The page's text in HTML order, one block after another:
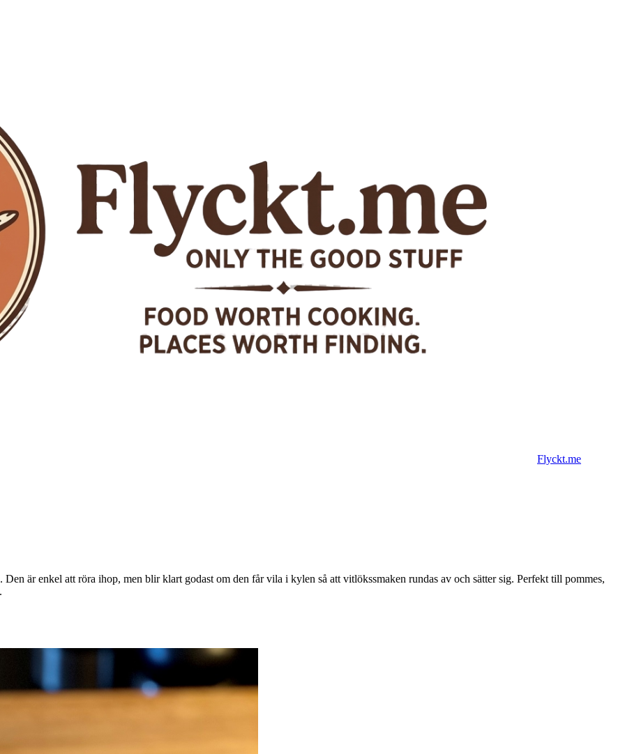
Flyckt.me
är enkel att röra ihop, men blir klart godast om den får vila i kylen så att vitlökssmaken rundas av och sätter sig. Perfekt till pommes,